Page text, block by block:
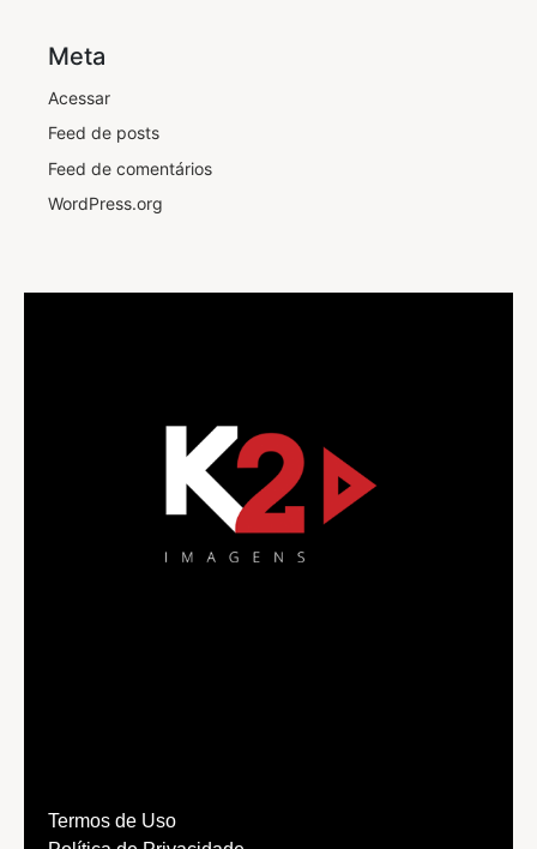
Meta
Acessar
Feed de posts
Feed de comentários
WordPress.org
Termos de Uso